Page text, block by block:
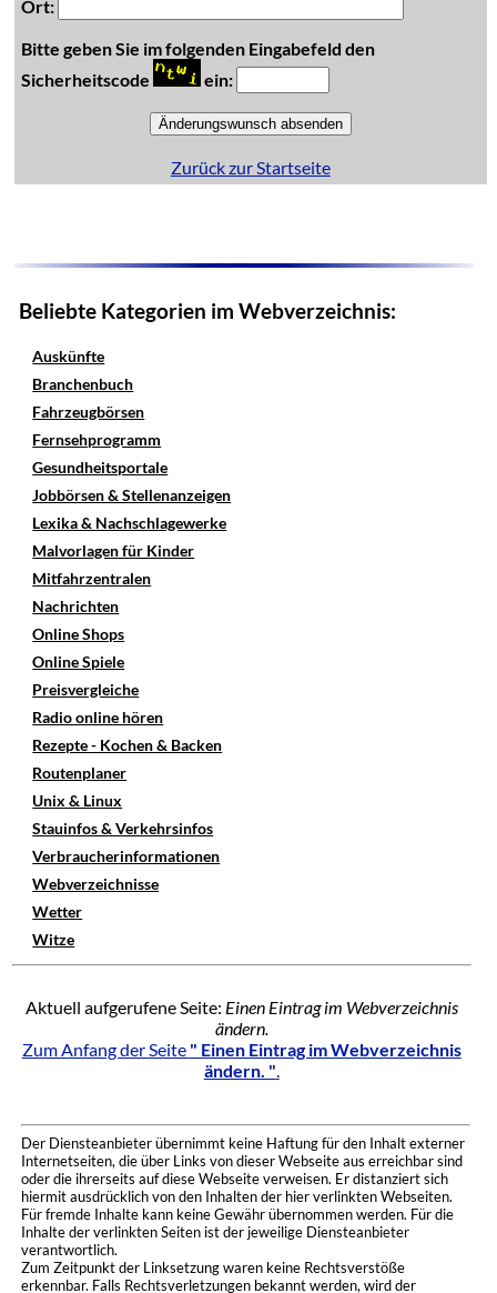
Ort:
Bitte geben Sie im folgenden Eingabefeld den
Sicherheitscode
ein:
Zurück zur Startseite
Beliebte Kategorien im Webverzeichnis:
Auskünfte
Branchenbuch
Fahrzeugbörsen
Fernsehprogramm
Gesundheitsportale
Jobbörsen & Stellenanzeigen
Lexika & Nachschlagewerke
Malvorlagen für Kinder
Mitfahrzentralen
Nachrichten
Online Shops
Online Spiele
Preisvergleiche
Radio online hören
Rezepte - Kochen & Backen
Routenplaner
Unix & Linux
Stauinfos & Verkehrsinfos
Verbraucherinformationen
Webverzeichnisse
Wetter
Witze
Aktuell aufgerufene Seite: Einen Eintrag im Webverzeichnis
ändern.
Zum Anfang der Seite " Einen Eintrag im Webverzeichnis
ändern. ".
Der Diensteanbieter übernimmt keine Haftung für den Inhalt externer
Internetseiten, die über Links von dieser Webseite aus erreichbar sind
oder die ihrerseits auf diese Webseite verweisen. Er distanziert sich
hiermit ausdrücklich von den Inhalten der hier verlinkten Webseiten.
Für fremde Inhalte kann keine Gewähr übernommen werden. Für die
Inhalte der verlinkten Seiten ist der jeweilige Diensteanbieter
verantwortlich.
Zum Zeitpunkt der Linksetzung waren keine Rechtsverstöße
erkennbar. Falls Rechtsverletzungen bekannt werden, wird der